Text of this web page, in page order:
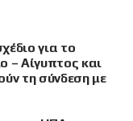
για το
– Αίγυπτος και
τη σύνδεση με